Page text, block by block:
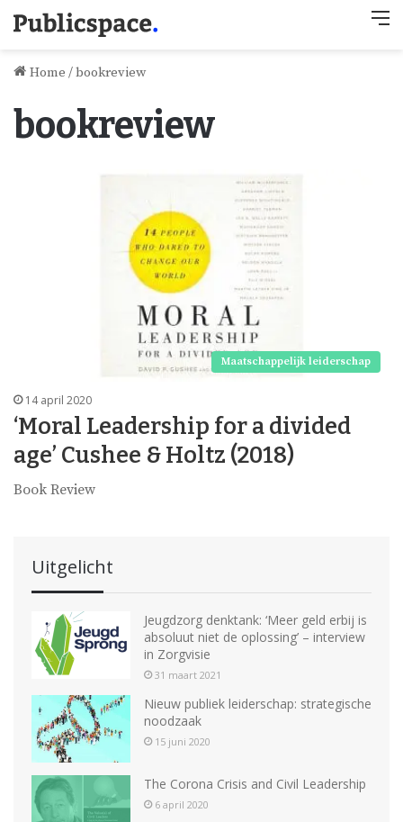
Home /bookreview
bookreview
Maatschappelijk leiderschap
14 april 2020
‘Moral Leadership for a divided
age’ Cushee & Holtz (2018)
Book Review
Uitgelicht
Jeugdzorg denktank: ‘Meer geld erbij is
absoluut niet de oplossing’ – interview
in Zorgvisie
31 maart 2021
Nieuw publiek leiderschap: strategische
noodzaak
15 juni 2020
The Corona Crisis and Civil Leadership
6 april 2020